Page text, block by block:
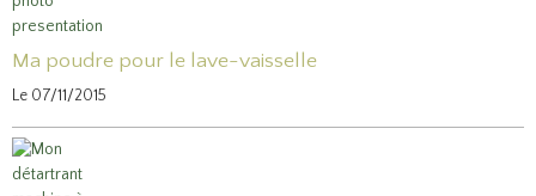
Ma poudre pour le lave-vaisselle
Le 07/11/2015